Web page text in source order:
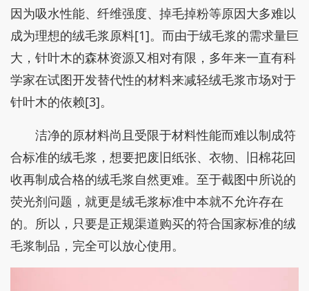
因为吸水性能、纤维强度、掉毛掉粉等原因大多难以
成为理想的绒毛浆原料[1]。而由于绒毛浆的需求量巨
大，针叶木的森林资源又相对有限，多年来一直有科
学家在试图开发替代性的材料来减轻绒毛浆市场对于
针叶木的依赖[3]。
洁净的原材料尚且受限于材料性能而难以制成符
合标准的绒毛浆，想要把废旧纸张、衣物、旧棉花回
收再制成合格的绒毛浆自然更难。至于截图中所说的
荧光剂问题，就更是绒毛浆标准中本就不允许存在
的。所以，只要是正规渠道购买的符合国家标准的绒
毛浆制品，完全可以放心使用。